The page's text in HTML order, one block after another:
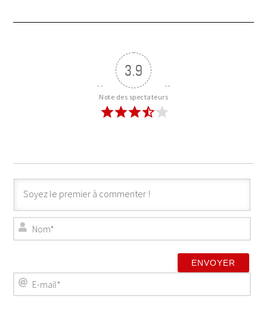
3.9
Note des spectateurs